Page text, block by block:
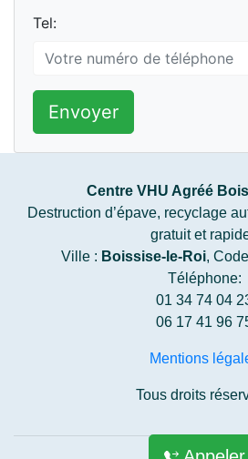
Tel:
Envoyer
Centre VHU Agréé
Destruction d’épave, recyclage
gratuit et
Ville : Boissise-le-Roi,
Téléphone:
01 34 74 04
06 17 41 96
Mentions
Tous droits